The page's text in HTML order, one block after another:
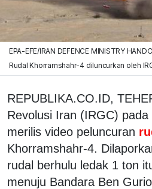
EPA-EFE/IRAN DEFENCE MINISTRY
Rudal Khorramshahr-4 diluncurkan oleh
REPUBLIKA.CO.ID,
Revolusi Iran (IRGC)
merilis video peluncuran
Khorramshahr-4.
rudal berhulu ledak 1 ton
menuju Bandara Ben